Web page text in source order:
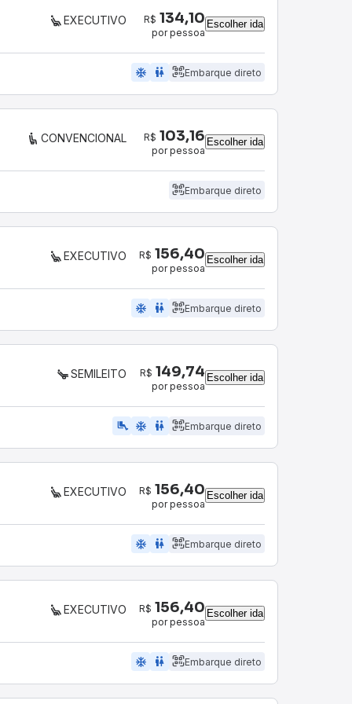
EXECUTIVO R$ 134,10
por pessoa
Escolher ida
ac_unit wc Embarque direto
CONVENCIONAL R$ 103,16
por pessoa
Escolher ida
Embarque direto
EXECUTIVO R$ 156,40
por pessoa
Escolher ida
ac_unit wc Embarque direto
SEMILEITO R$ 149,74
por pessoa
Escolher ida
airline_seat_legroom_extra ac_unit WC Embarque direto
EXECUTIVO R$ 156,40
por pessoa
Escolher ida
ac_unit wc Embarque direto
EXECUTIVO R$ 156,40
por pessoa
Escolher ida
ac_unit wc Embarque direto